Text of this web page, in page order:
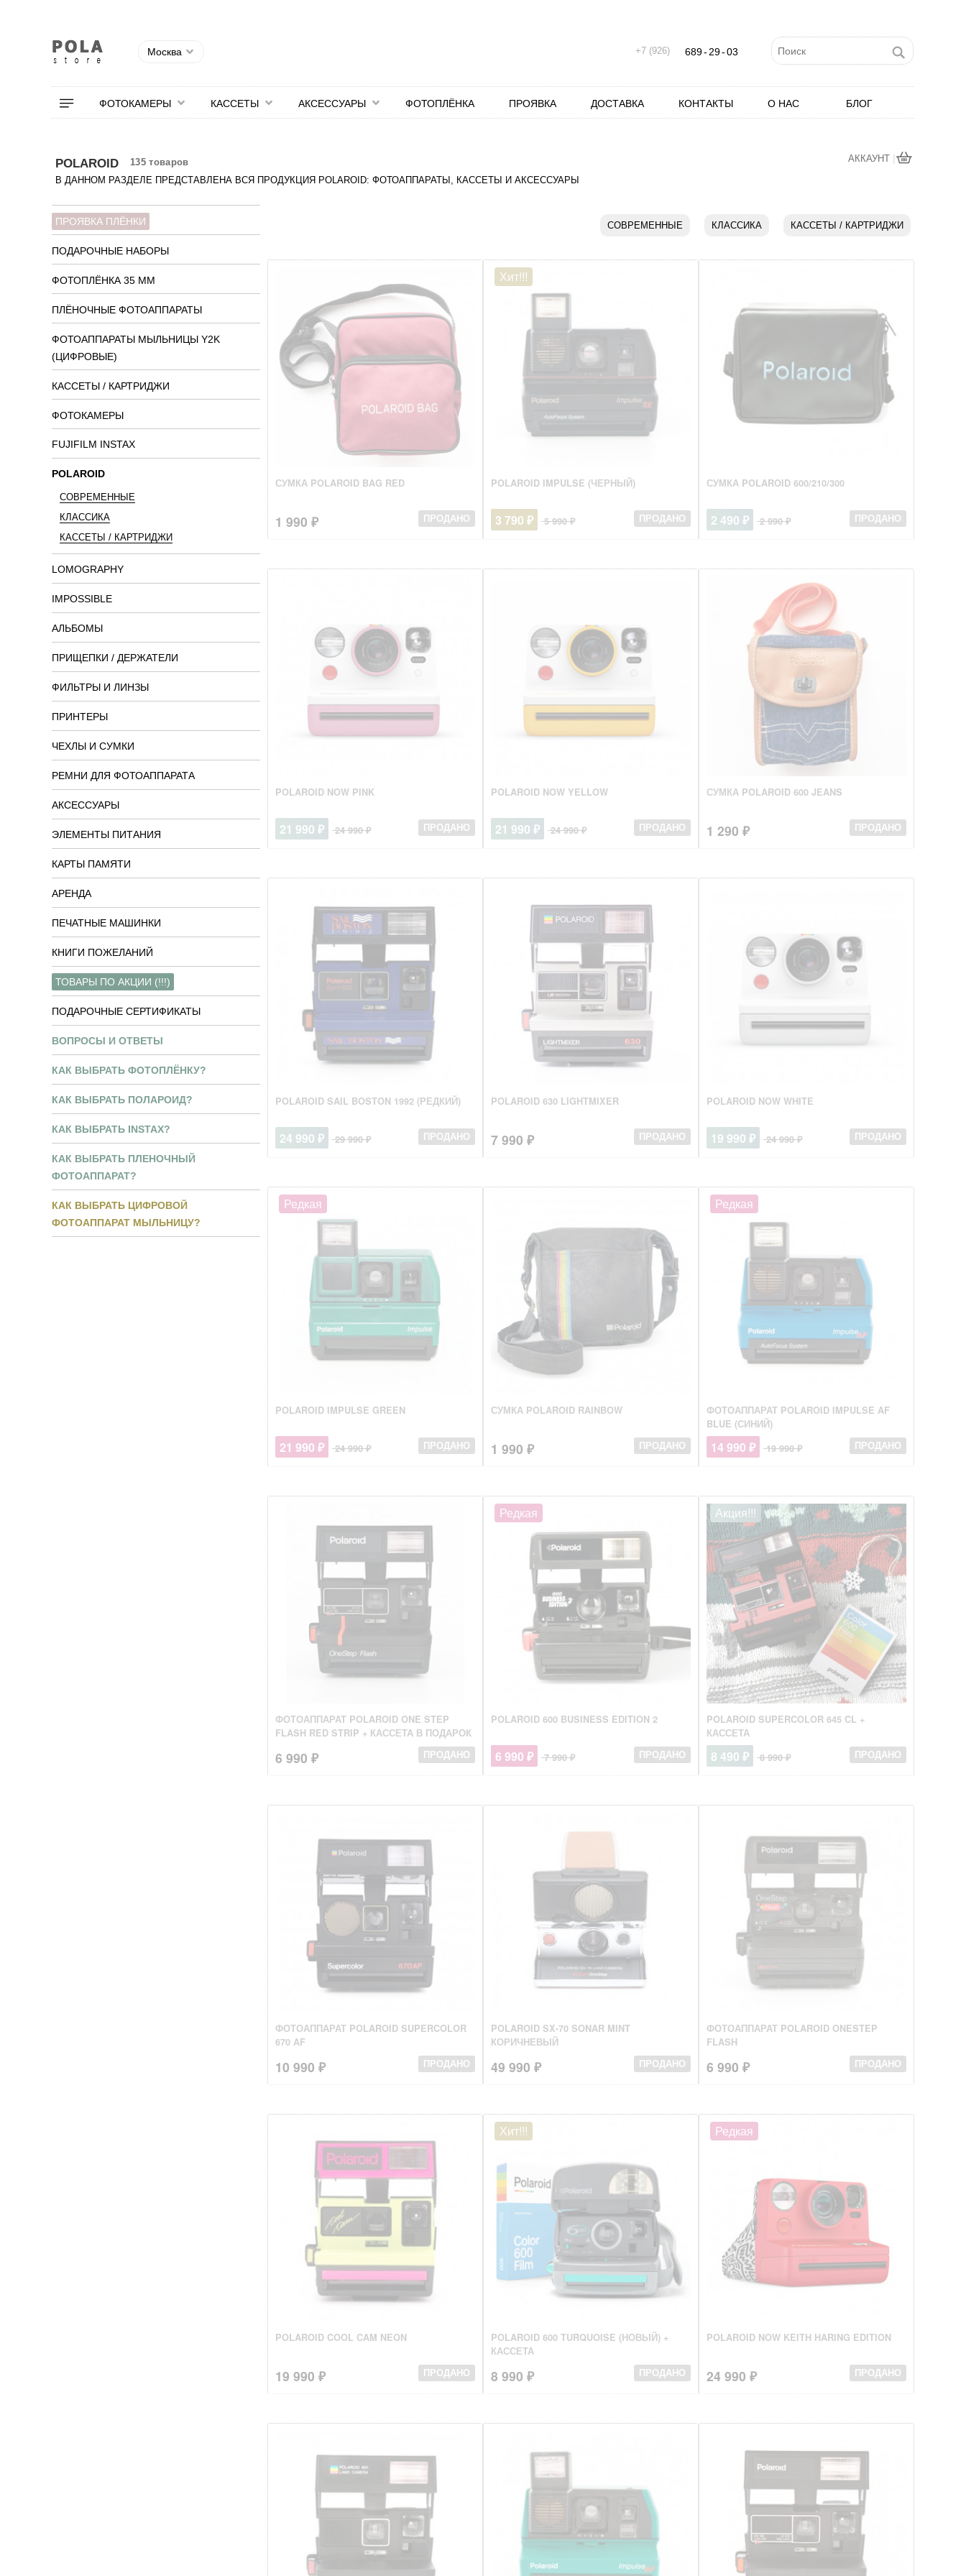
АККАУНТ |
Москва
ФОТОКАМЕРЫ КАССЕТЫ АКСЕССУАРЫ ФОТОПЛЁНКА ПРОЯВКА ДОСТАВКА КОНТАКТЫ О НАС БЛОГ
+7 (926) 689- 29-03
POLAROID
135 товаров
В ДАННОМ РАЗДЕЛЕ ПРЕДСТАВЛЕНА ВСЯ ПРОДУКЦИЯ POLAROID: ФОТОАППАРАТЫ, КАССЕТЫ И АКСЕССУАРЫ
CОВРЕМЕННЫЕ КЛАССИКА КАССЕТЫ / КАРТРИДЖИ
ПРОЯВКА ПЛЁНКИ
ПОДАРОЧНЫЕ НАБОРЫ
ФОТОПЛЁНКА 35 ММ
ПЛЁНОЧНЫЕ ФОТОАППАРАТЫ
ФОТОАППАРАТЫ МЫЛЬНИЦЫ Y2K
(ЦИФРОВЫЕ)
КАССЕТЫ / КАРТРИДЖИ
ФОТОКАМЕРЫ
FUJIFILM INSTAX
POLAROID
CОВРЕМЕННЫЕ
КЛАССИКА
КАССЕТЫ / КАРТРИДЖИ
LOMOGRAPHY
IMPOSSIBLE
АЛЬБОМЫ
ПРИЩЕПКИ / ДЕРЖАТЕЛИ
ФИЛЬТРЫ И ЛИНЗЫ
ПРИНТЕРЫ
ЧЕХЛЫ И СУМКИ
РЕМНИ ДЛЯ ФОТОАППАРАТА
АКСЕССУАРЫ
ЭЛЕМЕНТЫ ПИТАНИЯ
КАРТЫ ПАМЯТИ
АРЕНДА
ПЕЧАТНЫЕ МАШИНКИ
КНИГИ ПОЖЕЛАНИЙ
ТОВАРЫ ПО АКЦИИ (!!!)
ПОДАРОЧНЫЕ СЕРТИФИКАТЫ
ВОПРОСЫ И ОТВЕТЫ
КАК ВЫБРАТЬ ФОТОПЛЁНКУ?
КАК ВЫБРАТЬ ПОЛАРОИД?
КАК ВЫБРАТЬ INSTAX?
КАК ВЫБРАТЬ ПЛЕНОЧНЫЙ
ФОТОАППАРАТ?
КАК ВЫБРАТЬ ЦИФРОВОЙ
ФОТОАППАРАТ МЫЛЬНИЦУ?
СУМКА POLAROID BAG RED
1 990 ₽ ПРОДАНО
POLAROID IMPULSE (ЧЕРНЫЙ)
Хит!!!
3 790 ₽ 5 990 ₽ ПРОДАНО
СУМКА POLAROID 600/210/300
2 490 ₽ 2 990 ₽ ПРОДАНО
POLAROID NOW PINK
21 990 ₽ 24 990 ₽ ПРОДАНО
POLAROID NOW YELLOW
21 990 ₽ 24 990 ₽ ПРОДАНО
СУМКА POLAROID 600 JEANS
1 290 ₽ ПРОДАНО
POLAROID SAIL BOSTON 1992 (РЕДКИЙ)
24 990 ₽ 29 990 ₽ ПРОДАНО
POLAROID 630 LIGHTMIXER
7 990 ₽ ПРОДАНО
POLAROID NOW WHITE
19 990 ₽ 24 990 ₽ ПРОДАНО
POLAROID IMPULSE GREEN
Редкая
21 990 ₽ 24 990 ₽ ПРОДАНО
СУМКА POLAROID RAINBOW
1 990 ₽ ПРОДАНО
ФОТОАППАРАТ POLAROID IMPULSE AF
BLUE (СИНИЙ)
Редкая
14 990 ₽ 19 990 ₽ ПРОДАНО
ФОТОАППАРАТ POLAROID ONE STEP
FLASH RED STRIP + КАССЕТА В ПОДАРОК
6 990 ₽ ПРОДАНО
POLAROID 600 BUSINESS EDITION 2
Редкая
6 990 ₽ 7 990 ₽ ПРОДАНО
POLAROID SUPERCOLOR 645 CL +
КАССЕТА
Акция!!!
8 490 ₽ 8 990 ₽ ПРОДАНО
ФОТОАППАРАТ POLAROID SUPERCOLOR
670 AF
10 990 ₽ ПРОДАНО
POLAROID SX-70 SONAR MINT
КОРИЧНЕВЫЙ
49 990 ₽ ПРОДАНО
ФОТОАППАРАТ POLAROID ONESTEP
FLASH
6 990 ₽ ПРОДАНО
POLAROID COOL CAM NEON
19 990 ₽ ПРОДАНО
POLAROID 600 TURQUOISE (НОВЫЙ) +
КАССЕТА
Хит!!!
8 990 ₽ ПРОДАНО
POLAROID NOW KEITH HARING EDITION
Редкая
24 990 ₽ ПРОДАНО